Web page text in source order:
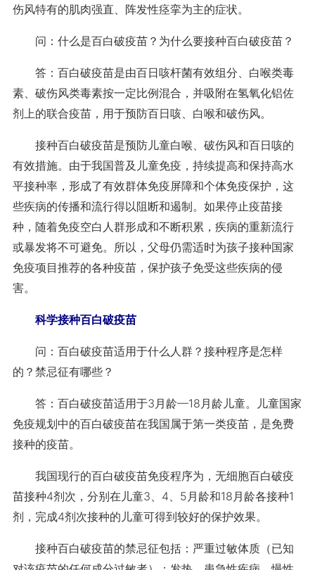
伤风特有的肌肉强直、阵发性痉挛为主的症状。
问：什么是百白破疫苗？为什么要接种百白破疫苗？
答：百白破疫苗是由百日咳杆菌有效组分、白喉类毒
素、破伤风类毒素按一定比例混合，并吸附在氢氧化铝佐
剂上的联合疫苗，用于预防百日咳、白喉和破伤风。
接种百白破疫苗是预防儿童白喉、破伤风和百日咳的
有效措施。由于我国普及儿童免疫，持续提高和保持高水
平接种率，形成了有效群体免疫屏障和个体免疫保护，这
些疾病的传播和流行得以阻断和遏制。如果停止疫苗接
种，随着免疫空白人群形成和不断积累，疾病的重新流行
或暴发将不可避免。所以，父母仍需适时为孩子接种国家
免疫项目推荐的各种疫苗，保护孩子免受这些疾病的侵
害。
科学接种百白破疫苗
问：百白破疫苗适用于什么人群？接种程序是怎样
的？禁忌征有哪些？
答：百白破疫苗适用于3月龄—18月龄儿童。儿童国家
免疫规划中的百白破疫苗在我国属于第一类疫苗，是免费
接种的疫苗。
我国现行的百白破疫苗免疫程序为，无细胞百白破疫
苗接种4剂次，分别在儿童3、4、5月龄和18月龄各接种1
剂，完成4剂次接种的儿童可得到较好的保护效果。
接种百白破疫苗的禁忌征包括：严重过敏体质（已知